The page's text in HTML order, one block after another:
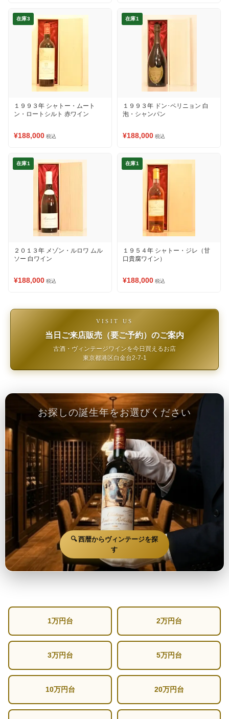
在庫3
１９９３年 シャトー・ムート
ン・ロートシルト 赤ワイン
¥188,000 税込
在庫1
１９９３年 ドン･ペリニョン 白
泡・シャンパン
¥188,000 税込
在庫1
２０１３年 メゾン・ルロワ ムル
ソー 白ワイン
¥188,000 税込
在庫1
１９５４年 シャトー・ジレ（甘
口貴腐ワイン）
¥188,000 税込
VISIT US
当日ご来店販売（要ご予約）のご案内
古酒・ヴィンテージワインを今日買えるお店
東京都港区白金台2-7-1
お探しの誕生年をお選びください
🔍 西暦からヴィンテージを探
す
1万円台 2万円台
3万円台 5万円台
10万円台 20万円台